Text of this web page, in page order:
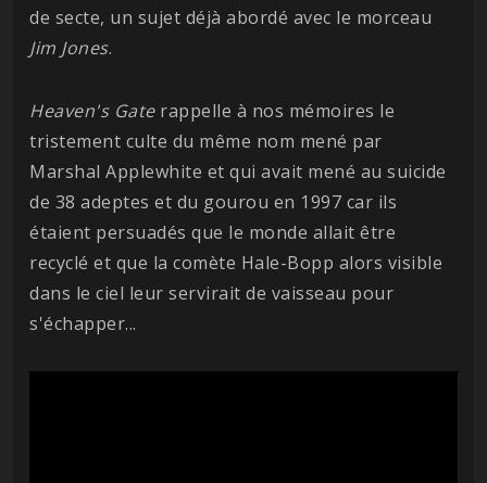
de secte, un sujet déjà abordé avec le morceau
Jim Jones.
Heaven's Gaterappelle à nos mémoires le
tristement culte du même nom mené par
Marshal Applewhite et qui avait mené au suicide
de 38 adeptes et du gourou en 1997 car ils
étaient persuadés que le monde allait être
recyclé et que la comète Hale-Bopp alors visible
dans le ciel leur servirait de vaisseau pour
s'échapper...